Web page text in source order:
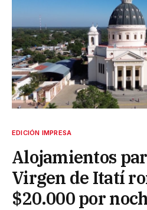
EDICIÓN IMPRESA
Alojamientos
Virgen de Itatí
$20.000 por